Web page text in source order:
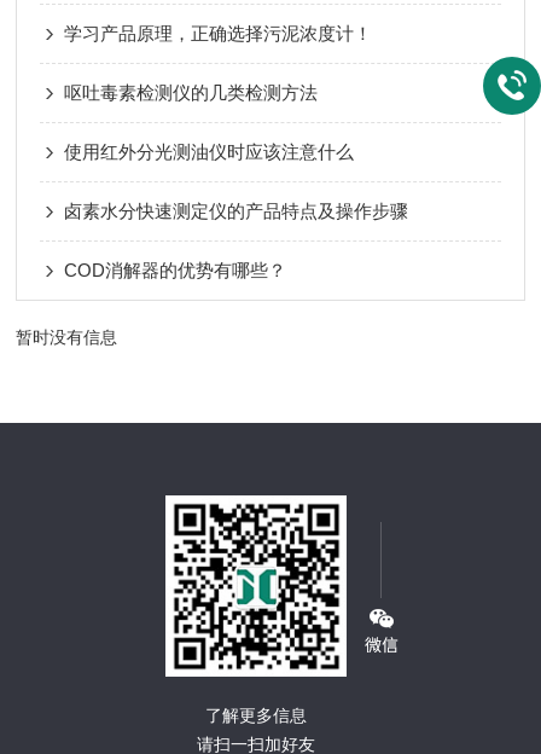
学习产品原理，正确选择污泥浓度计！
呕吐毒素检测仪的几类检测方法
使用红外分光测油仪时应该注意什么
卤素水分快速测定仪的产品特点及操作步骤
COD消解器的优势有哪些？
暂时没有信息
了解更多信息
请扫一扫加好友